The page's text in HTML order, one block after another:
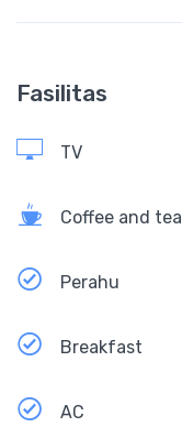
Fasilitas
TV
Coffee and tea
Perahu
Breakfast
AC